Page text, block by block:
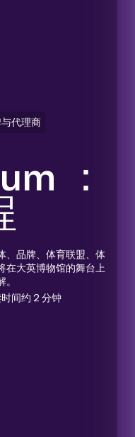
代理商
：
、品牌、体育联盟、体
在大英博物馆的舞台上
时间约 2 分钟